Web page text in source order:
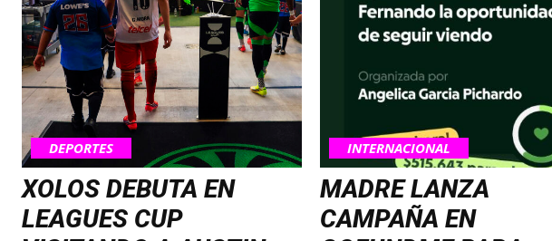
DEPORTES
XOLOS DEBUTA EN
LEAGUES CUP
INTERNACIONAL
MADRE LANZA
CAMPAÑA EN